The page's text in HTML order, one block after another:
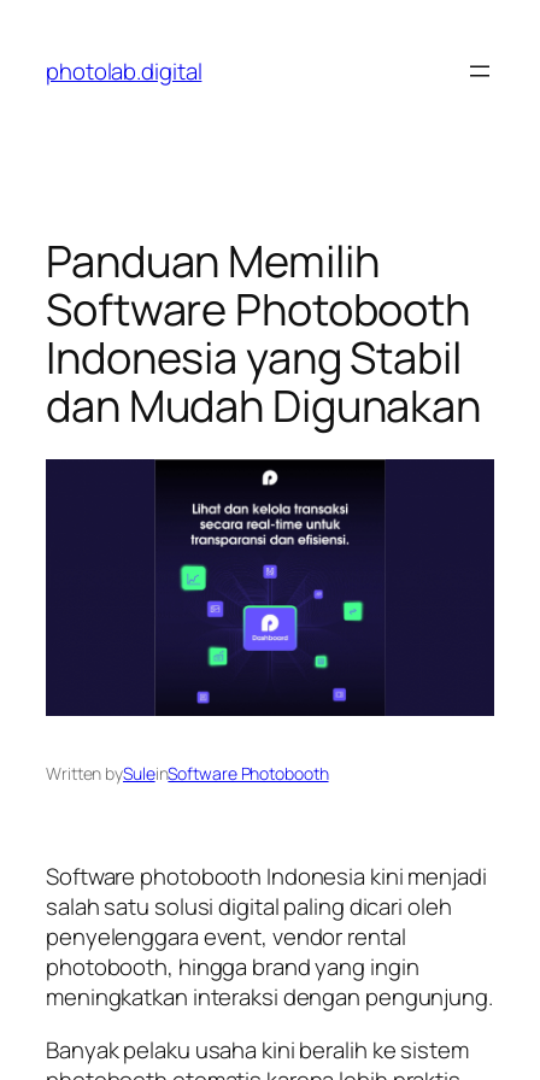
content
photolab.digital
Panduan Memilih
Software Photobooth
Indonesia yang Stabil
dan Mudah Digunakan
Written bySuleinSoftware Photobooth
Software photobooth Indonesia kini menjadi
salah satu solusi digital paling dicari oleh
penyelenggara event, vendor rental
photobooth, hingga brand yang ingin
meningkatkan interaksi dengan pengunjung.
Banyak pelaku usaha kini beralih ke sistem